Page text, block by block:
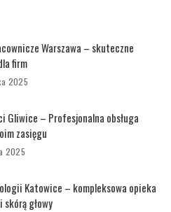
Warszawa – skuteczne
firm
2025
Gliwice – Profesjonalna obsługa
zasięgu
2025
Katowice – kompleksowa opieka
skórą głowy